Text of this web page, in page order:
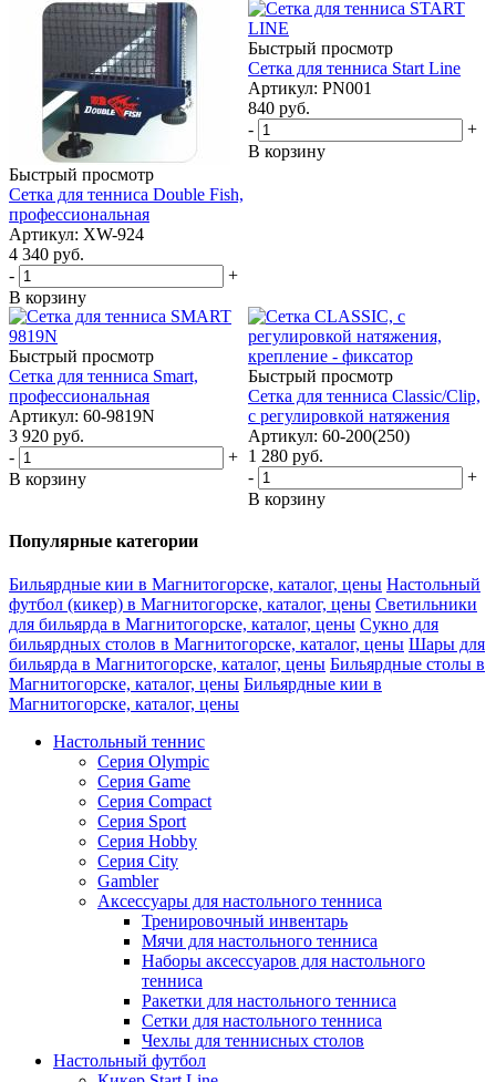
Быстрый просмотр
Cетка для тенниса Double Fish,
профессиональная
Артикул: XW-924
4 340 руб.
-
+
В корзину
Быстрый просмотр
Cетка для тенниса Start Line
Артикул: PN001
840 руб.
-
+
В корзину
Быстрый просмотр
Cетка для тенниса Smart,
профессиональная
Артикул: 60-9819N
3 920 руб.
-
+
В корзину
Быстрый просмотр
Cетка для тенниса Classic/Clip,
с регулировкой натяжения
Артикул: 60-200(250)
1 280 руб.
-
+
В корзину
Популярные категории
Бильярдные кии в Магнитогорске, каталог, цены Настольный
футбол (кикер) в Магнитогорске, каталог, цены Светильники
для бильярда в Магнитогорске, каталог, цены Сукно для
бильярдных столов в Магнитогорске, каталог, цены Шары для
бильярда в Магнитогорске, каталог, цены Бильярдные столы в
Магнитогорске, каталог, цены Бильярдные кии в
Магнитогорске, каталог, цены
Настольный теннис
Серия Olympic
Серия Game
Серия Compact
Серия Sport
Серия Hobby
Серия City
Gambler
Аксессуары для настольного тенниса
Тренировочный инвентарь
Мячи для настольного тенниса
Наборы аксессуаров для настольного
тенниса
Ракетки для настольного тенниса
Сетки для настольного тенниса
Чехлы для теннисных столов
Настольный футбол